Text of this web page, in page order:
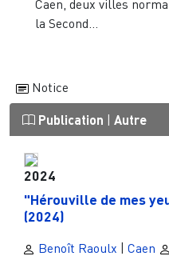
Caen, deux villes
la Second...
Notice
Publication Autre
2024
"Hérouville de mes
(2024)
Benoît Raoulx | Caen